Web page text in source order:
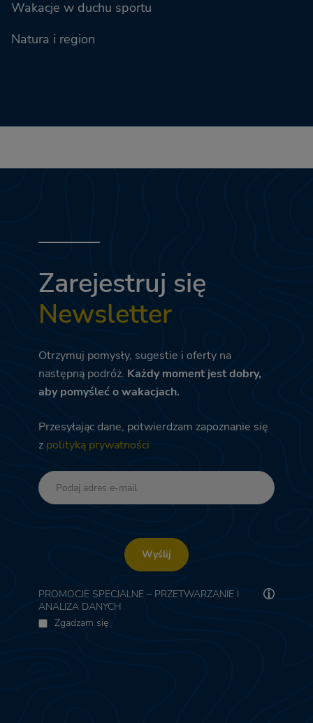
Wakacje w duchu sportu
Natura i region
Zarejestruj się
Newsletter
Otrzymuj pomysły, sugestie i oferty na
następną podróż. Każdy moment jest dobry,
aby pomyśleć o wakacjach.
Przesyłając dane, potwierdzam zapoznanie się
z polityką prywatności
Wyślij
PROMOCJE SPECJALNE – PRZETWARZANIE I
ANALIZA DANYCH
Zgadzam się